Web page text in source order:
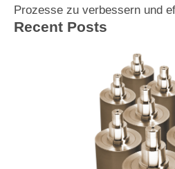
Prozesse zu verbessern und
Recent Posts